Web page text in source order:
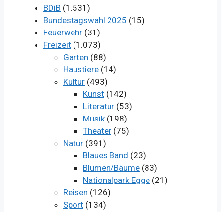
BDiB (1.531)
Bundestagswahl 2025 (15)
Feuerwehr (31)
Freizeit (1.073)
Garten (88)
Haustiere (14)
Kultur (493)
Kunst (142)
Literatur (53)
Musik(198)
Theater (75)
Natur (391)
Blaues Band (23)
Blumen/Bäume (83)
Nationalpark Egge (21)
Reisen (126)
Sport (134)